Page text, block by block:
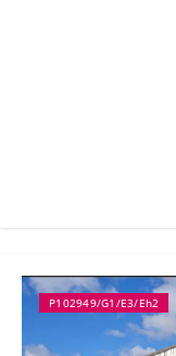
P102949/G1/E3/Eh2